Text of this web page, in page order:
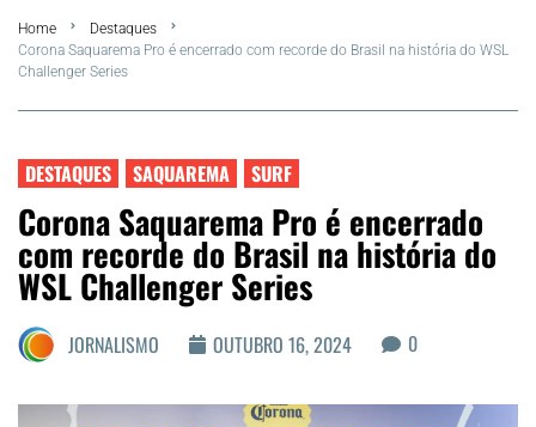
FLA Araru 2026
Araruama
Região dos Lagos
Agenda Cultural
Colunistas
Matérias Exclusivas
Home
Destaques
Corona Saquarema Pro é encerrado com recorde do Brasil na história do WSL
Challenger Series
DESTAQUES SAQUAREMA SURF
Corona Saquarema Pro é encerrado
com recorde do Brasil na história do
WSL Challenger Series
JORNALISMO OUTUBRO 16, 2024 0